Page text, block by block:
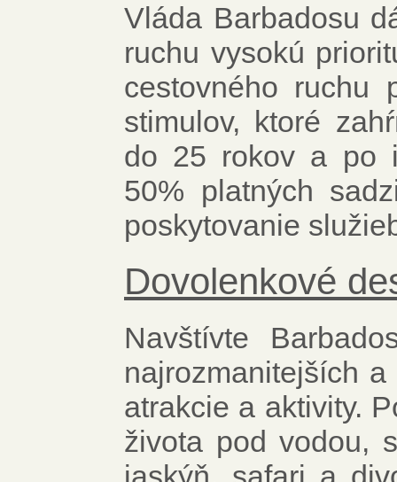
Vláda Barbadosu
ruchu vysokú
cestovného ruchu
stimulov, ktoré
do 25 rokov a po
50% platných
poskytovanie
Dovolenkové
Navštívte
najrozmanitejších
atrakcie a aktivity.
života pod vodou,